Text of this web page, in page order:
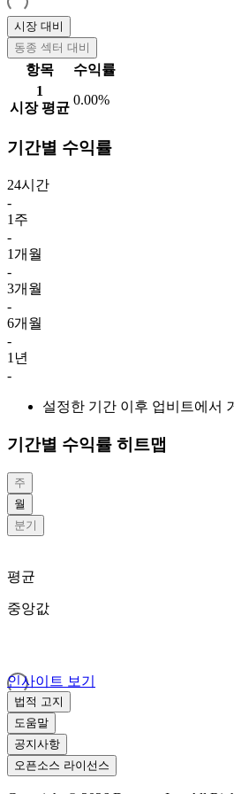
시장 대비
동종 섹터 대비
항목
수익률
1
시장 평균
0.00%
기간별 수익률
24시간
-
1주
-
1개월
-
3개월
-
6개월
-
1년
-
설정한 기간 이후 업비트에서
기간별 수익률 히트맵
주
월
분기
평균
중앙값
인사이트 보기
법적 고지
도움말
공지사항
오픈소스 라이선스